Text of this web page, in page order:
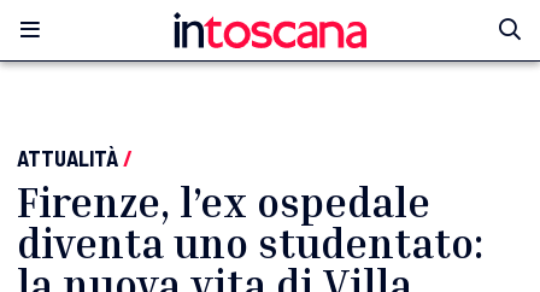
ATTUALITÀ/
Firenze, l’ex ospedale
diventa uno studentato: